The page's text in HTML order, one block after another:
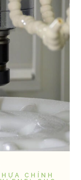
CHÍNH